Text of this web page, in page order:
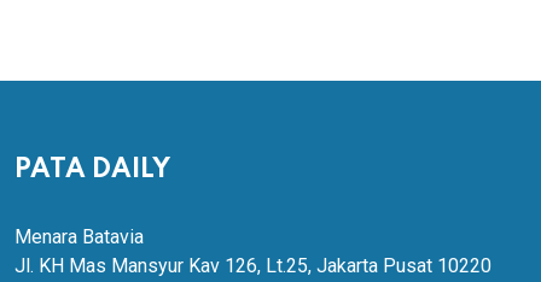
PATA DAILY
Menara Batavia
Jl. KH Mas Mansyur Kav 126, Lt.25, Jakarta Pusat 10220